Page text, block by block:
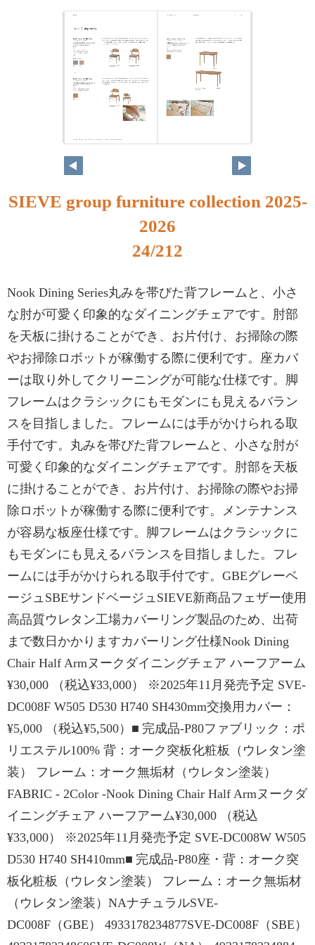
SIEVE group furniture collection 2025-
2026
24/212
Nook Dining Series丸みを帯びた背フレームと、小さ
な肘が可愛く印象的なダイニングチェアです。肘部
を天板に掛けることができ、お片付け、お掃除の際
やお掃除ロボットが稼働する際に便利です。座カバ
ーは取り外してクリーニングが可能な仕様です。脚
フレームはクラシックにもモダンにも見えるバラン
スを目指しました。フレームには手がかけられる取
手付です。丸みを帯びた背フレームと、小さな肘が
可愛く印象的なダイニングチェアです。肘部を天板
に掛けることができ、お片付け、お掃除の際やお掃
除ロボットが稼働する際に便利です。メンテナンス
が容易な板座仕様です。脚フレームはクラシックに
もモダンにも見えるバランスを目指しました。フレ
ームには手がかけられる取手付です。GBEグレーベ
ージュSBEサンドベージュSIEVE新商品フェザー使用
高品質ウレタン工場カバーリング製品のため、出荷
まで数日かかりますカバーリング仕様Nook Dining
Chair Half Armヌークダイニングチェア ハーフアーム
¥30,000 （税込¥33,000） ※2025年11月発売予定 SVE-
DC008F W505 D530 H740 SH430mm交換用カバー：
¥5,000 （税込¥5,500）■ 完成品-P80ファブリック：ポ
リエステル100% 背：オーク突板化粧板（ウレタン塗
装） フレーム：オーク無垢材（ウレタン塗装）
FABRIC - 2Color -Nook Dining Chair Half Armヌークダ
イニングチェア ハーフアーム¥30,000 （税込
¥33,000） ※2025年11月発売予定 SVE-DC008W W505
D530 H740 SH410mm■ 完成品-P80座・背：オーク突
板化粧板（ウレタン塗装） フレーム：オーク無垢材
（ウレタン塗装）NAナチュラルSVE-
DC008F（GBE） 4933178234877SVE-DC008F（SBE）